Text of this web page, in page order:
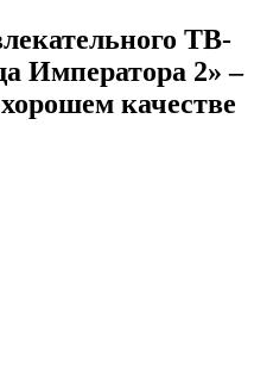
ТВ-
Императора 2» –
качестве